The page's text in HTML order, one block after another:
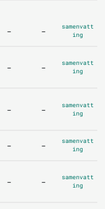
- -
samenvatt
ing
- -
samenvatt
ing
- -
samenvatt
ing
- -
samenvatt
ing
- -
samenvatt
ing